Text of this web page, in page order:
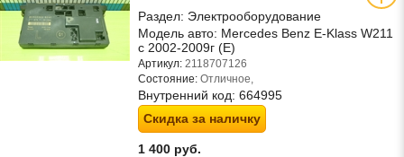
Раздел: Электрооборудование
Модель авто: Mercedes Benz E-Klass W211
c 2002-2009г (Е)
Артикул: 2118707126
Состояние: Отличное,
Внутренний код: 664995
Скидка за наличку
1 400 руб.